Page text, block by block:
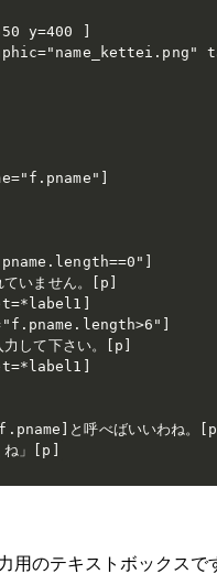
y=400 ]
ていません。[p]
力して下さい。[p]
と呼べばいいわね。[p]
ね」[p]
のテキストボックスで